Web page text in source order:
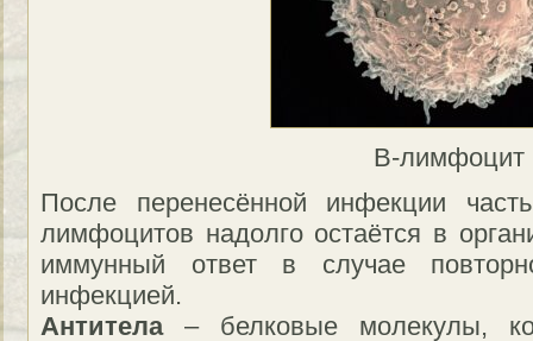
B-лимфоцит
После перенесённой инфекции
лимфоцитов надолго остаётся в
иммунный ответ в случае
инфекцией.
Антитела– белковые молекулы,